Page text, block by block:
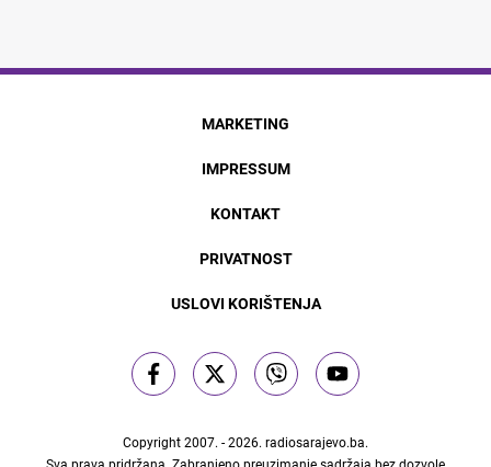
MARKETING
IMPRESSUM
KONTAKT
PRIVATNOST
USLOVI KORIŠTENJA
Copyright 2007. - 2026. radiosarajevo.ba.